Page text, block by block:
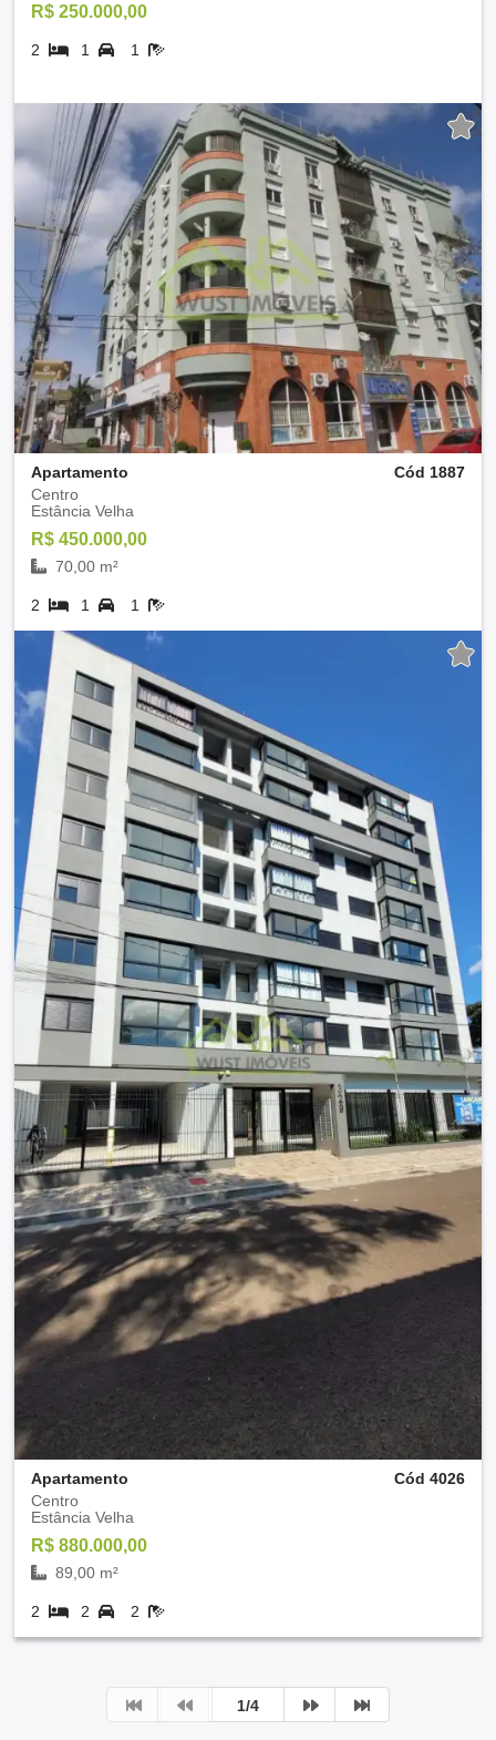
R$ 250.000,00
2 1 1
Apartamento
Cód 1887
Centro
Estância Velha
R$ 450.000,00
70,00 m²
2 1 1
Apartamento
Cód 4026
Centro
Estância Velha
R$ 880.000,00
89,00 m²
2 2 2
1/4